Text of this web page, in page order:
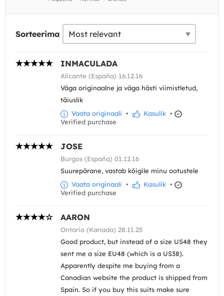
Sorteerima
INMACULADA
Alicante (España) 16.12.16
Väga originaalne ja väga hästi viimistletud,
täiuslik
Vaata originaali • Kasulik •
Verified purchase
JOSE
Burgos (España) 01.12.16
Suurepärane, vastab kõigile minu ootustele
Vaata originaali • Kasulik •
Verified purchase
AARON
Ontario (Kanada) 28.11.25
Good product, but instead of a size US48 they
sent me a size EU48 (which is a US38).
Apparently despite me buying from a
Canadian website the product is shipped from
Spain. So if you buy this suits make sure